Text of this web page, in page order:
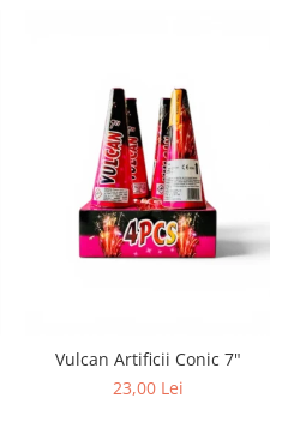
Vulcan Artificii Conic 7"
23,00 Lei